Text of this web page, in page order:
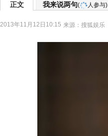
正文 我来说两句( 人参与)
2013年11月12日10:15 来源： 搜狐娱乐